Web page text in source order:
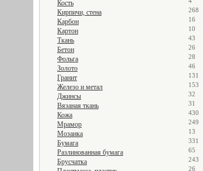
Кость
Кирпичи, стена 268
Карбон 16
Картон 10
Ткань 43
Бетон 26
Фольга 28
Золото 46
Гранит 131
Железо и метал 153
Джинсы 32
Вязаная ткань 31
Кожа 430
Мрамор 249
Мозаика 13
Бумага 331
Разлинованная бумага 65
Брусчатка 243
26